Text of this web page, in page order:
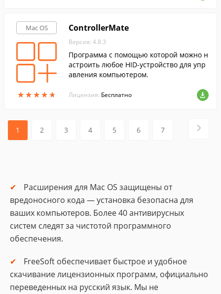
Mac OS
★★★★★
★★★★★
ControllerMate
Версия: 4.8.3
Программа с помощью которой можно н
астроить любое HID-устройство для упр
авления компьютером.
Лицензия: Бесплатно
1 2 3 4 5 6 7
Расширения для Mac OS защищены от
вредоносного кода — установка безопасна для
ваших компьютеров. Более 40 антивирусных
систем следят за чистотой программного
обеспечения.
FreeSoft обеспечивает быстрое и удобное
скачивание лицензионных программ, официально
переведенных на русский язык. Мы не